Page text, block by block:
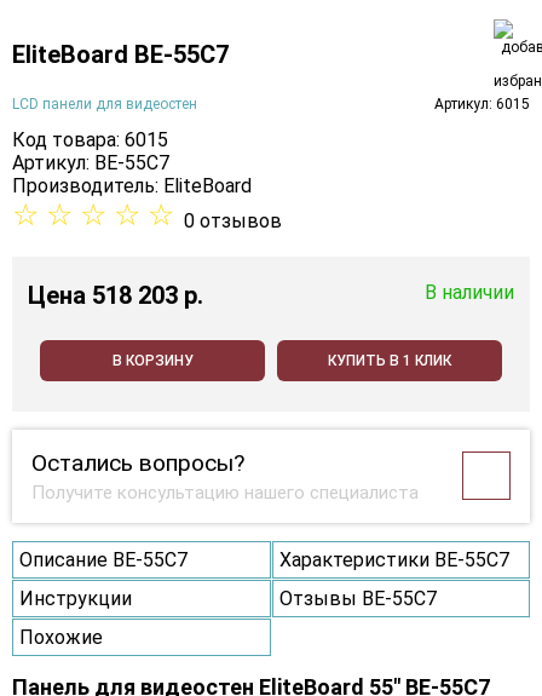
EliteBoard BE-55C7
LCD панели для видеостен Артикул: 6015
Код товара: 6015
Артикул: BE-55C7
Производитель: EliteBoard
☆ ☆ ☆ ☆ ☆ 0 отзывов
Цена 518 203 p. В наличии
В КОРЗИНУ КУПИТЬ В 1 КЛИК
Остались вопросы?
Получите консультацию нашего специалиста
Описание BE-55C7
Характеристики BE-55C7
Инструкции
Отзывы BE-55C7
Похожие
Панель для видеостен EliteBoard 55" BE-55C7